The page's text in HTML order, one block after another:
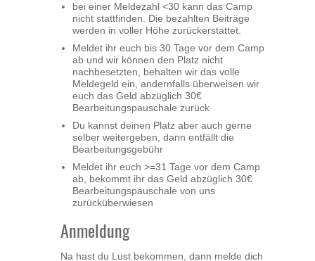
bei einer Meldezahl <30 kann das Camp
nicht stattfinden. Die bezahlten Beiträge
werden in voller Höhe zurückerstattet.
Meldet ihr euch bis 30 Tage vor dem Camp
ab und wir können den Platz nicht
nachbesetzten, behalten wir das volle
Meldegeld ein, andernfalls überweisen wir
euch das Geld abzüglich 30€
Bearbeitungspauschale zurück
Du kannst deinen Platz aber auch gerne
selber weitergeben, dann entfällt die
Bearbeitungsgebühr
Meldet ihr euch >=31 Tage vor dem Camp
ab, bekommt ihr das Geld abzüglich 30€
Bearbeitungspauschale von uns
zurücküberwiesen
Anmeldung
Na hast du Lust bekommen, dann melde dich